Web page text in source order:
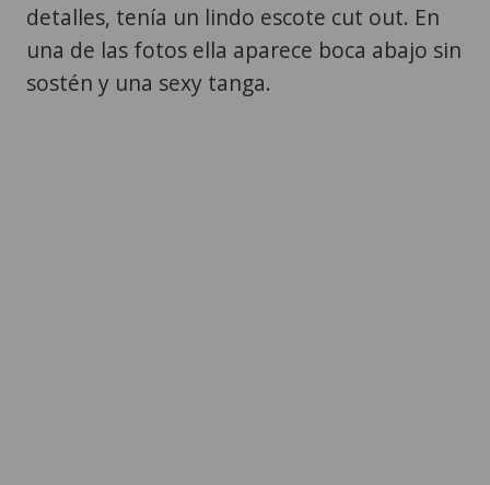
detalles, tenía un lindo escote cut out. En
una de las fotos ella aparece boca abajo sin
sostén y una sexy tanga.